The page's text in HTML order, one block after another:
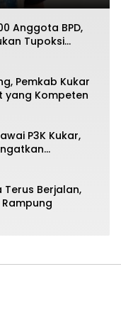
Anggota BPD,
Tupoksi
Pemkab Kukar
yang Kompeten
P3K Kukar,
Terus Berjalan,